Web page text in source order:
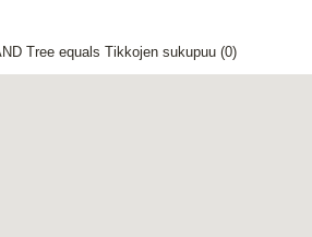
Tree equals Tikkojen sukupuu (0)